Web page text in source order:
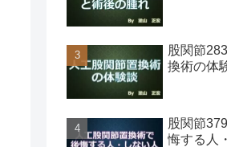
股関節
換術の体
股関節
悔する人